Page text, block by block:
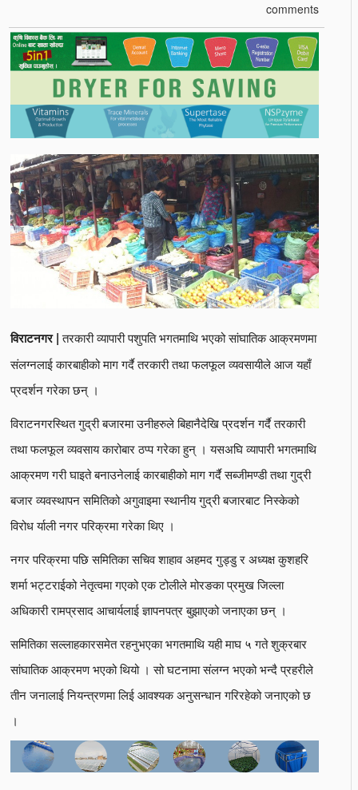
comments
विराटनगर |तरकारी व्यापारी पशुपति भगतमाथि भएको सांघातिक आक्रमणमा
संलग्नलाई कारबाहीको माग गर्दै तरकारी तथा फलफूल व्यवसायीले आज यहाँ
प्रदर्शन गरेका छन् ।
विराटनगरस्थित गुद्री बजारमा उनीहरुले बिहानैदेखि प्रदर्शन गर्दै तरकारी
तथा फलफूल व्यवसाय कारोबार ठप्प गरेका हुन् । यसअघि व्यापारी भगतमाथि
आक्रमण गरी घाइते बनाउनेलाई कारबाहीको माग गर्दै सब्जीमण्डी तथा गुद्री
बजार व्यवस्थापन समितिको अगुवाइमा स्थानीय गुद्री बजारबाट निस्केको
विरोध र्याली नगर परिक्रमा गरेका थिए ।
नगर परिक्रमा पछि समितिका सचिव शाहाव अहमद गुड्डु र अध्यक्ष कुशहरि
शर्मा भट्टराईको नेतृत्वमा गएको एक टोलीले मोरङका प्रमुख जिल्ला
अधिकारी रामप्रसाद आचार्यलाई ज्ञापनपत्र बुझाएको जनाएका छन् ।
समितिका सल्लाहकारसमेत रहनुभएका भगतमाथि यही माघ ५ गते शुक्रबार
सांघातिक आक्रमण भएको थियो । सो घटनामा संलग्न भएको भन्दै प्रहरीले
तीन जनालाई नियन्त्रणमा लिई आवश्यक अनुसन्धान गरिरहेको जनाएको छ
।